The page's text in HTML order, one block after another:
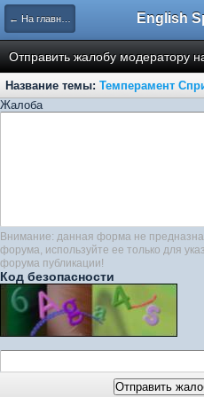
← На главную
Отправить жалобу модератору
Название темы: Темперамент
Жалоба
Внимание: данная форма не
форума, используйте ее только для
форума публикации!
Код безопасности